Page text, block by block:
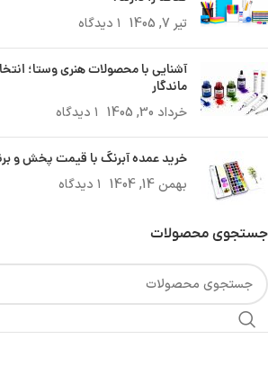
تیر 7, 1405 ۱ دیدگاه
آشنایی با محصولات هنری وستا؛
ماندگار
خرداد 30, 1405 ۱ دیدگاه
خرید عمده آبرنگ با قیمت پخش و
بهمن 14, 1404 ۱ دیدگاه
جستجوی محصولات